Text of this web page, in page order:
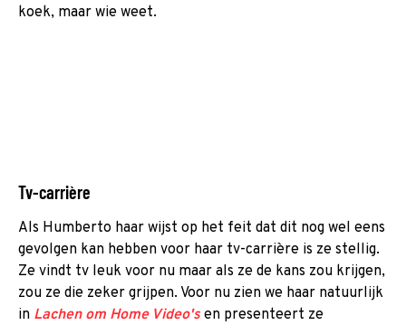
koek, maar wie weet.
Tv-carrière
Als Humberto haar wijst op het feit dat dit nog wel eens
gevolgen kan hebben voor haar tv-carrière is ze stellig.
Ze vindt tv leuk voor nu maar als ze de kans zou krijgen,
zou ze die zeker grijpen. Voor nu zien we haar natuurlijk
in Lachen om Home Video'sen presenteert ze